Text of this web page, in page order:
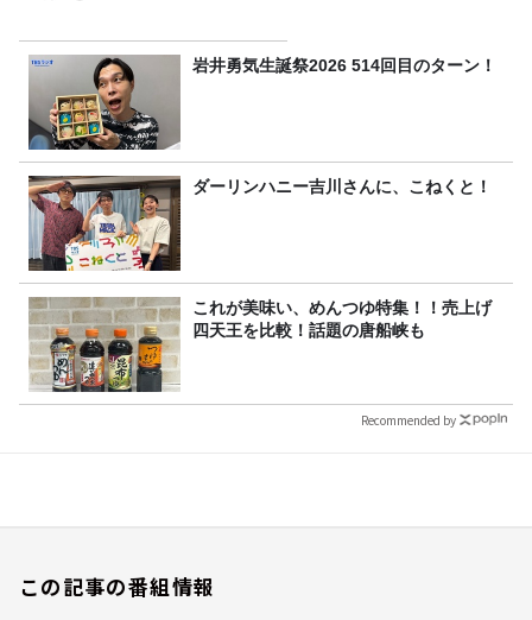
岩井勇気生誕祭2026 514回目のターン！
ダーリンハニー吉川さんに、こねくと！
これが美味い、めんつゆ特集！！売上げ
四天王を比較！話題の唐船峡も
Recommended by
この記事の番組情報